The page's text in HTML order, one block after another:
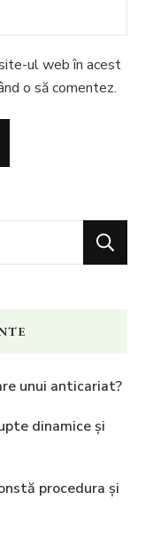
ul web în acest
o să comentez.
unui anticariat?
dinamice și
procedura și